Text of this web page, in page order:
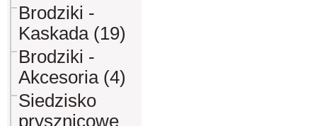
Brodziki -
Kaskada (19)
Brodziki -
Akcesoria (4)
Siedzisko
prysznicowe